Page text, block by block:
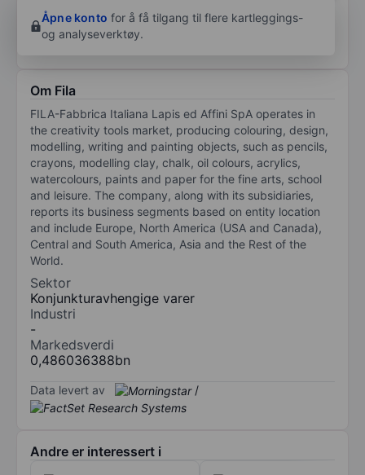
egenkapital
Åpne konto for å få tilgang til flere kartleggings-
og analyseverktøy.
Om Fila
FILA-Fabbrica Italiana Lapis ed Affini SpA operates in
the creativity tools market, producing colouring, design,
modelling, writing and painting objects, such as pencils,
crayons, modelling clay, chalk, oil colours, acrylics,
watercolours, paints and paper for the fine arts, school
and leisure. The company, along with its subsidiaries,
reports its business segments based on entity location
and include Europe, North America (USA and Canada),
Central and South America, Asia and the Rest of the
World.
Sektor
Konjunkturavhengige varer
Industri
-
Markedsverdi
0,486036388bn
Data levert av /
Andre er interessert i